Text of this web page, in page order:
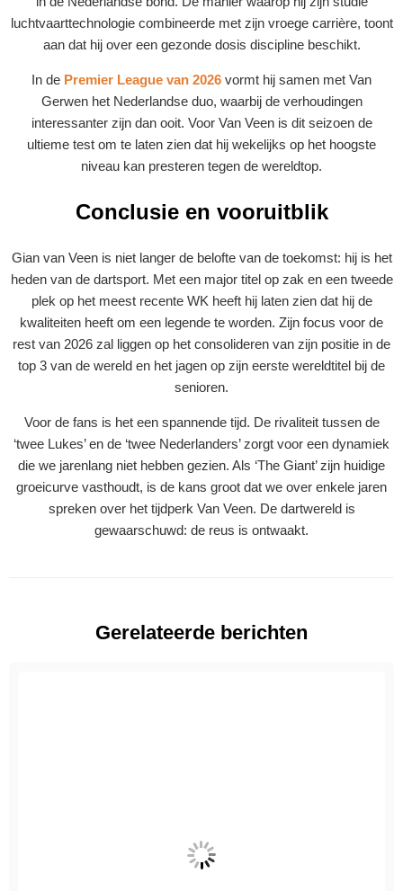
luchtvaarttechnologie combineerde met zijn vroege carrière, toont
aan dat hij over een gezonde dosis discipline beschikt.
In de Premier League van 2026 vormt hij samen met Van
Gerwen het Nederlandse duo, waarbij de verhoudingen
interessanter zijn dan ooit. Voor Van Veen is dit seizoen de
ultieme test om te laten zien dat hij wekelijks op het hoogste
niveau kan presteren tegen de wereldtop.
Conclusie en vooruitblik
Gian van Veen is niet langer de belofte van de toekomst: hij is het
heden van de dartsport. Met een major titel op zak en een tweede
plek op het meest recente WK heeft hij laten zien dat hij de
kwaliteiten heeft om een legende te worden. Zijn focus voor de
rest van 2026 zal liggen op het consolideren van zijn positie in de
top 3 van de wereld en het jagen op zijn eerste wereldtitel bij de
senioren.
Voor de fans is het een spannende tijd. De rivaliteit tussen de
‘twee Lukes’ en de ‘twee Nederlanders’ zorgt voor een dynamiek
die we jarenlang niet hebben gezien. Als ‘The Giant’ zijn huidige
groeicurve vasthoudt, is de kans groot dat we over enkele jaren
spreken over het tijdperk Van Veen. De dartwereld is
gewaarschuwd: de reus is ontwaakt.
Gerelateerde berichten